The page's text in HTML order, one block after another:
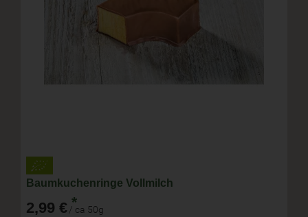
Baumkuchenringe Vollmilch
2,99 € *
/ ca 50g